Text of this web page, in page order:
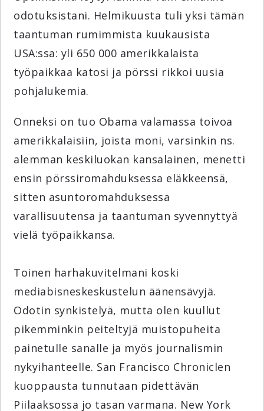
odotuksistani. Helmikuusta tuli yksi tämän
taantuman rumimmista kuukausista
USA:ssa: yli 650 000 amerikkalaista
työpaikkaa katosi ja pörssi rikkoi uusia
pohjalukemia.
Onneksi on tuo Obama valamassa toivoa
amerikkalaisiin, joista moni, varsinkin ns.
alemman keskiluokan kansalainen, menetti
ensin pörssiromahduksessa eläkkeensä,
sitten asuntoromahduksessa
varallisuutensa ja taantuman syvennyttyä
vielä työpaikkansa.
Toinen harhakuvitelmani koski
mediabisneskeskustelun äänensävyjä.
Odotin synkistelyä, mutta olen kuullut
pikemminkin peiteltyjä muistopuheita
painetulle sanalle ja myös journalismin
nykyihanteelle. San Francisco Chroniclen
kuoppausta tunnutaan pidettävän
Piilaaksossa jo tasan varmana. New York